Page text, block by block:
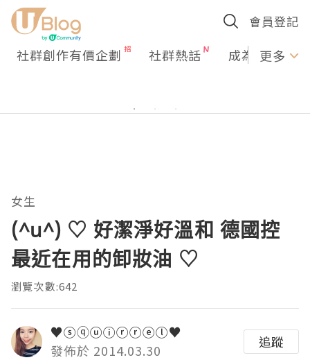
會員登記
社群創作有價企劃 社群熱話 成為U更多
女生
(^u^) ♡ 好潔淨好溫和 德國控
最近在用的卸妝油 ♡
瀏覽次數:642
♥ⓢⓠⓤⓘⓡⓡⓔⓛ♥
發佈於 2014.03.30
追蹤